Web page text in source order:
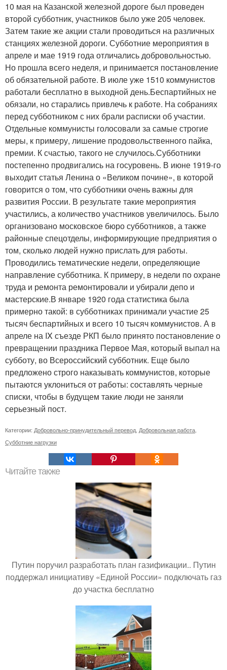
10 мая на Казанской железной дороге был проведен
второй субботник, участников было уже 205 человек.
Затем такие же акции стали проводиться на различных
станциях железной дороги. Субботние мероприятия в
апреле и мае 1919 года отличались добровольностью.
Но прошла всего неделя, и принимается постановление
об обязательной работе. В июле уже 1510 коммунистов
работали бесплатно в выходной день.Беспартийных не
обязали, но старались привлечь к работе. На собраниях
перед субботником с них брали расписки об участии.
Отдельные коммунисты голосовали за самые строгие
меры, к примеру, лишение продовольственного пайка,
премии. К счастью, такого не случилось.Субботники
постепенно продвигались на госуровень. В июне 1919-го
выходит статья Ленина о «Великом почине», в которой
говорится о том, что субботники очень важны для
развития России. В результате такие мероприятия
участились, а количество участников увеличилось. Было
организовано московское бюро субботников, а также
районные спецотделы, информирующие предприятия о
том, сколько людей нужно прислать для работы.
Проводились тематические недели, определяющие
направление субботника. К примеру, в недели по охране
труда и ремонта ремонтировали и убирали депо и
мастерские.В январе 1920 года статистика была
примерно такой: в субботниках принимали участие 25
тысяч беспартийных и всего 10 тысяч коммунистов. А в
апреле на IX съезде РКП было принято постановление о
превращении праздника Первое Мая, который выпал на
субботу, во Всероссийский субботник. Еще было
предложено строго наказывать коммунистов, которые
пытаются уклониться от работы: составлять черные
списки, чтобы в будущем такие люди не заняли
серьезный пост.
Категории: Добровольно-принудительный перевод Добровольная работа
Субботние нагрузки
Читайте также
Путин поручил разработать план газификации.. Путин
поддержал инициативу «Единой России» подключать газ
до участка бесплатно